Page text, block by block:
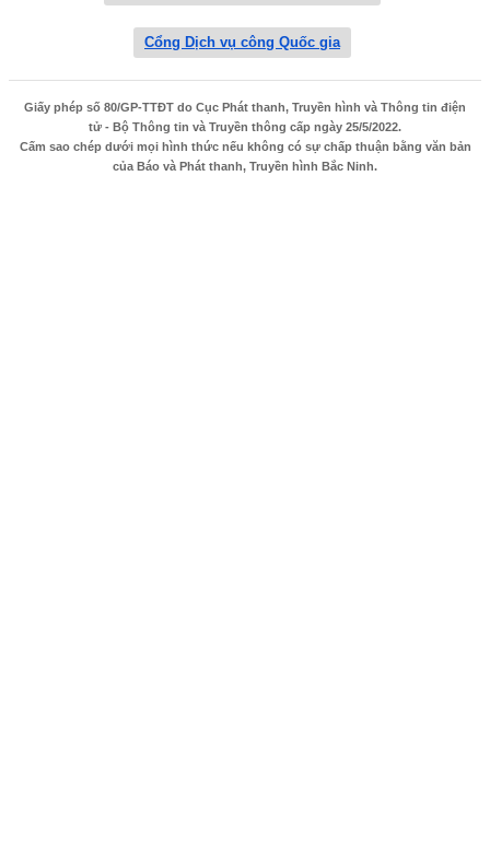
Cổng Dịch vụ công Quốc gia
Giấy phép số 80/GP-TTĐT do Cục Phát thanh, Truyền hình và Thông tin điện
tử - Bộ Thông tin và Truyền thông cấp ngày 25/5/2022.
Cấm sao chép dưới mọi hình thức nếu không có sự chấp thuận bằng văn bản
của Báo và Phát thanh, Truyền hình Bắc Ninh.